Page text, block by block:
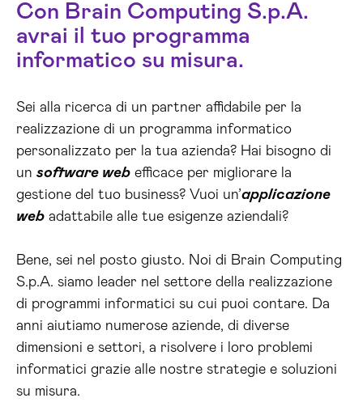
Con Brain Computing S.p.A.
avrai il tuo programma
informatico su misura.
Sei alla ricerca di un partner affidabile per la
realizzazione di un programma informatico
personalizzato per la tua azienda? Hai bisogno di
un software web efficace per migliorare la
gestione del tuo business? Vuoi un’applicazione
web adattabile alle tue esigenze aziendali?
Bene, sei nel posto giusto. Noi di Brain Computing
S.p.A. siamo leader nel settore della realizzazione
di programmi informatici su cui puoi contare. Da
anni aiutiamo numerose aziende, di diverse
dimensioni e settori, a risolvere i loro problemi
informatici grazie alle nostre strategie e soluzioni
su misura.